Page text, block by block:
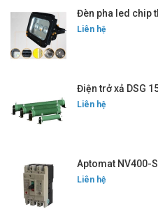
Đèn pha led chip
Liên hệ
Điện trở xả DSG
Liên hệ
Aptomat NV400-
Liên hệ